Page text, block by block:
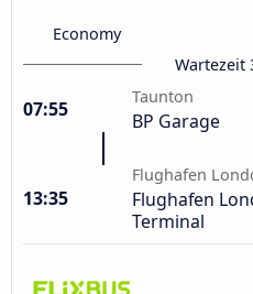
Economy
Wartezeit
07:55
Taunton
BP Garage
13:35
Flughafen
Flughafen
Terminal